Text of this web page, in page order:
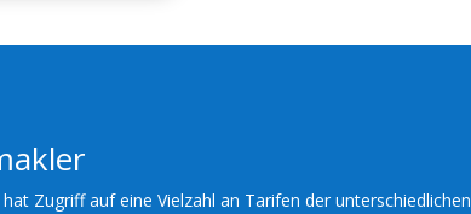
Zugriff auf eine Vielzahl an Tarifen der unterschiedlichen